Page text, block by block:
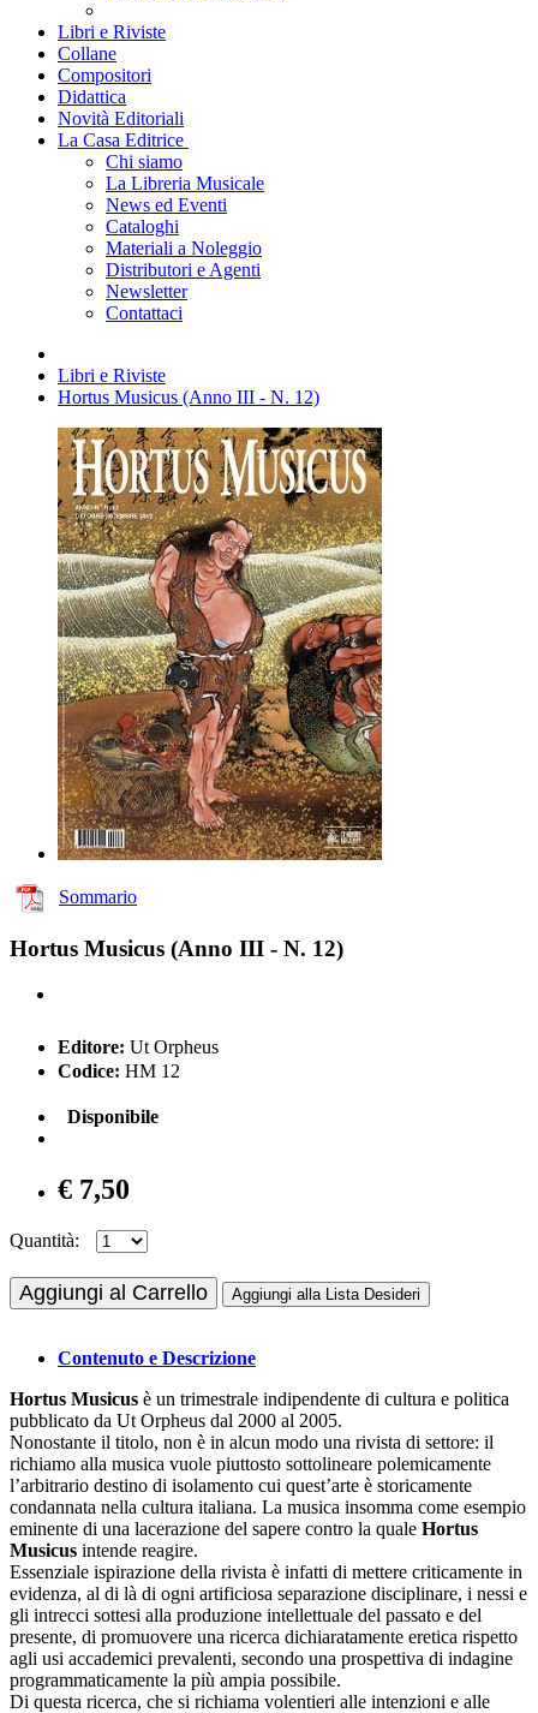
Libri e Riviste
Collane
Compositori
Didattica
Novità Editoriali
La Casa Editrice
Chi siamo
La Libreria Musicale
News ed Eventi
Cataloghi
Materiali a Noleggio
Distributori e Agenti
Newsletter
Contattaci
Libri e Riviste
Hortus Musicus (Anno III - N. 12)
Sommario
Hortus Musicus (Anno III - N. 12)
Editore: Ut Orpheus
Codice: HM 12
Disponibile
€ 7,50
Quantità:
Aggiungi al Carrello Aggiungi alla Lista Desideri
Contenuto e Descrizione
Hortus Musicus è un trimestrale indipendente di cultura e politica
pubblicato da Ut Orpheus dal 2000 al 2005.
Nonostante il titolo, non è in alcun modo una rivista di settore: il
richiamo alla musica vuole piuttosto sottolineare polemicamente
l’arbitrario destino di isolamento cui quest’arte è storicamente
condannata nella cultura italiana. La musica insomma come esempio
eminente di una lacerazione del sapere contro la quale Hortus
Musicus intende reagire.
Essenziale ispirazione della rivista è infatti di mettere criticamente in
evidenza, al di là di ogni artificiosa separazione disciplinare, i nessi e
gli intrecci sottesi alla produzione intellettuale del passato e del
presente, di promuovere una ricerca dichiaratamente eretica rispetto
agli usi accademici prevalenti, secondo una prospettiva di indagine
programmaticamente la più ampia possibile.
Di questa ricerca, che si richiama volentieri alle intenzioni e alle